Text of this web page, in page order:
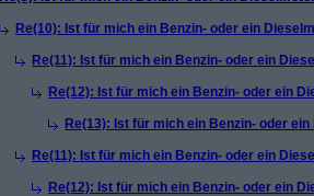
Re(10): Ist für mich ein Benzin- oder ein
Re(11): Ist für mich ein Benzin- oder ein
Re(12): Ist für mich ein Benzin- oder ein
Re(13): Ist für mich ein Benzin- oder
Re(11): Ist für mich ein Benzin- oder ein
Re(12): Ist für mich ein Benzin- oder ein